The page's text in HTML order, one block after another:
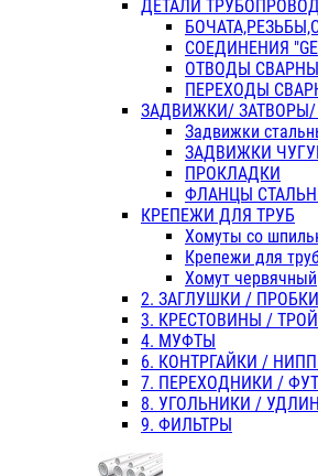
ДЕТАЛИ
СОЕДИНЕНИЯ
ОТВОДЫ
ПЕРЕХОДЫ
ЗАДВИЖКИ/
Задвижки
ЗАДВИЖКИ
ПРОКЛАДКИ
ФЛАНЦЫ
КРЕПЕЖИ ДЛЯ ТРУБ
Хомуты со
Крепежи для
Хомут червячный
2. ЗАГЛУШКИ / ПРОБКИ
3. КРЕСТОВИНЫ /
4. МУФТЫ
6. КОНТРГАЙКИ /
7. ПЕРЕХОДНИКИ /
8. УГОЛЬНИКИ /
9. ФИЛЬТРЫ